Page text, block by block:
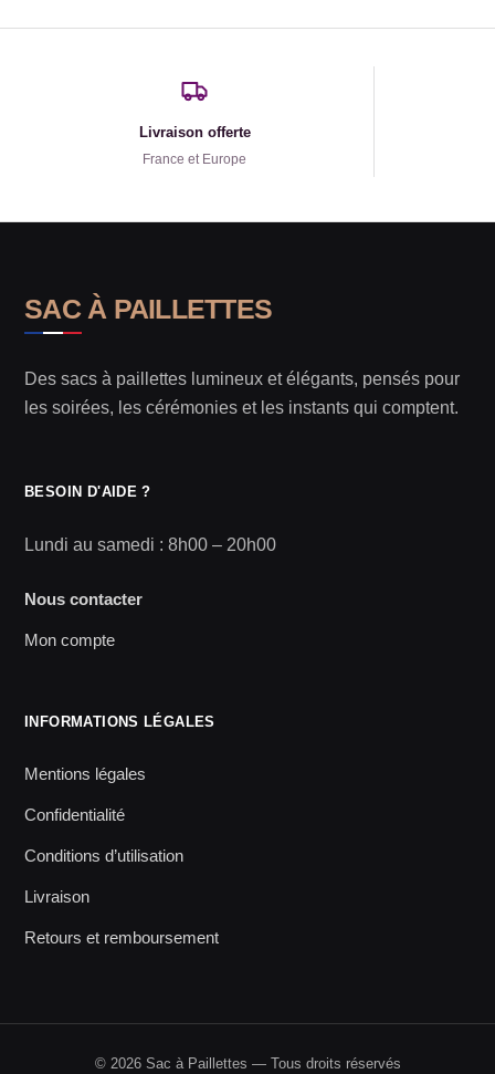
Livraison offerte
France et Europe
SAC À PAILLETTES
Des sacs à paillettes lumineux et élégants, pensés pour
les soirées, les cérémonies et les instants qui comptent.
BESOIN D'AIDE ?
Lundi au samedi : 8h00 – 20h00
Nous contacter
Mon compte
INFORMATIONS LÉGALES
Mentions légales
Confidentialité
Conditions d’utilisation
Livraison
Retours et remboursement
© 2026 Sac à Paillettes — Tous droits réservés